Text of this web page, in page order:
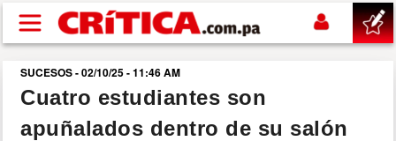
Pasar al contenido principal
buscar
SUCESOS
SUCESOS - 02/10/25 - 11:46 AM
Cuatro estudiantes son
apuñalados dentro de su salón